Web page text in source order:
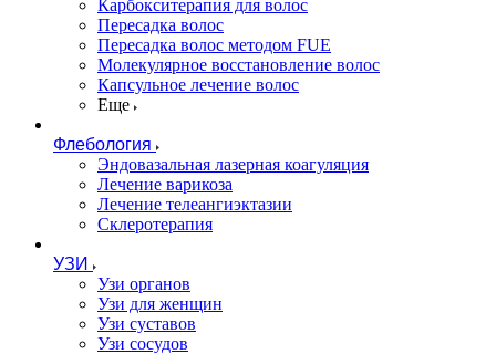
Карбокситерапия для волос
Пересадка волос
Пересадка волос методом FUE
Молекулярное восстановление волос
Капсульное лечение волос
Еще
Флебология
Эндовазальная лазерная коагуляция
Лечение варикоза
Лечение телеангиэктазии
Склеротерапия
УЗИ
Узи органов
Узи для женщин
Узи cуставов
Узи сосудов